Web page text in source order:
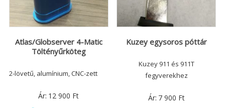
Atlas/Globserver 4-Matic
Töltényűrköteg
2-lövetű, alumínium, CNC-zett
Ár: 12 900 Ft
Kuzey egysoros póttár
Kuzey 911 és 911T
fegyverekhez
Ár: 7 900 Ft